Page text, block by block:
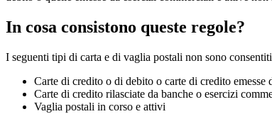
In cosa consistono queste regole?
I seguenti tipi di carta e di vaglia postali non sono
Carte di credito o di debito o carte di credito
Carte di credito rilasciate da banche o esercizi
Vaglia postali in corso e attivi